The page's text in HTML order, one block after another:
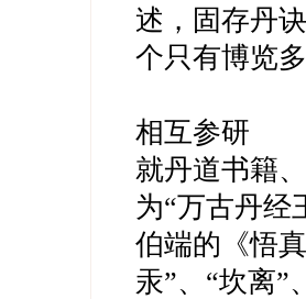
述，固存丹
个只有博览
相互参研
就丹道书籍
为“万古丹经
伯端的《悟
汞”、“坎离”